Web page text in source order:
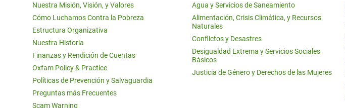
Nuestra Misión, Visión, y Valores
Cómo Luchamos Contra la Pobreza
Estructura Organizativa
Nuestra Historia
Finanzas y Rendición de Cuentas
Oxfam Policy & Practice
Políticas de Prevención y Salvaguardia
Preguntas más Frecuentes
Scam Warning
Agua y Servicios de Saneamiento
Alimentación, Crisis Climática, y Recursos
Naturales
Conflictos y Desastres
Desigualdad Extrema y Servicios Sociales
Básicos
Justicia de Género y Derechos de las Mujeres